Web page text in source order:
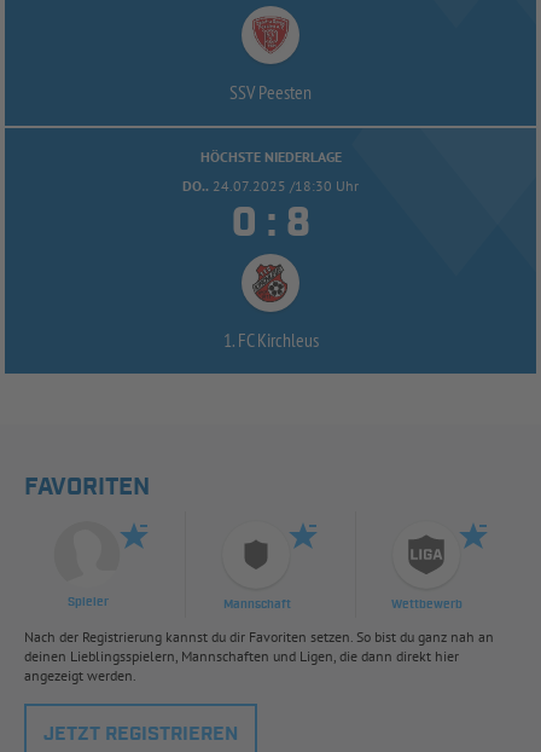
SSV Peesten
HÖCHSTE NIEDERLAGE
DO.. 24.07.2025 /18:30 Uhr
 : 
1. FC Kirchleus
FAVORITEN
Spieler Mannschaft Wettbewerb
Nach der Registrierung kannst du dir Favoriten setzen. So bist du ganz nah an
deinen Lieblingsspielern, Mannschaften und Ligen, die dann direkt hier
angezeigt werden.
JETZT REGISTRIEREN